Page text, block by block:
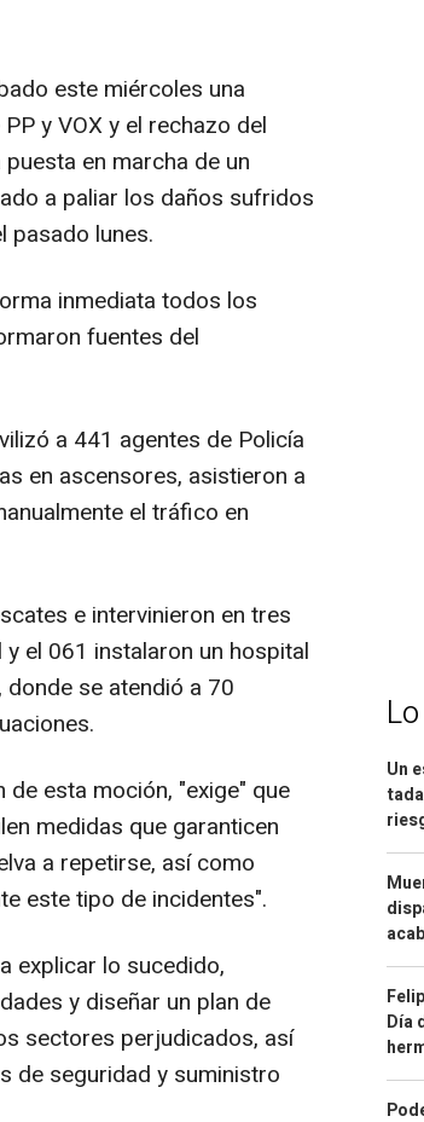
este miércoles una
y VOX y el rechazo del
en marcha de un
a paliar los daños sufridos
pasado lunes.
inmediata todos los
fuentes del
a 441 agentes de Policía
en ascensores, asistieron a
el tráfico en
e intervinieron en tres
el 061 instalaron un hospital
se atendió a 70
esta moción, "exige" que
medidas que garanticen
a repetirse, así como
este tipo de incidentes".
explicar lo sucedido,
y diseñar un plan de
sectores perjudicados, así
de seguridad y suministro
Un
Día